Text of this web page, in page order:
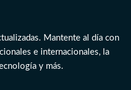
Mantente al día con
e internacionales, la
y más.